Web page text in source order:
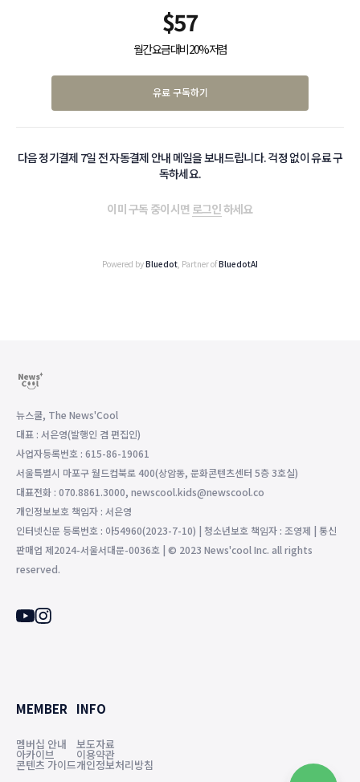
$57
월간 요금 대비 20% 저렴
유료 구독하기
다음 정기결제 7일 전 자동결제 안내 메일을 보내드립니다. 걱정 없이 유료 구
독하세요.
이미 구독 중이시면 로그인하세요
Powered byBluedot , Partner ofBluedotAI
뉴스쿨, The News'Cool
대표 : 서은영(발행인 겸 편집인)
사업자등록번호 : 615-86-19061
서울특별시 마포구 월드컵북로 400(상암동, 문화콘텐츠센터 5층 3호실)
대표전화 : 070.8861.3000, newscool.kids@newscool.co
개인정보보호 책임자 : 서은영
인터넷신문 등록번호 : 아54960(2023-7-10) | 청소년보호 책임자 : 조영제 | 통신
판매업 제2024-서울서대문-0036호 | © 2023 News'cool Inc. all rights
reserved.
MEMBER
멤버십 안내
아카이브
콘텐츠 가이드
INFO
보도자료
이용약관
개인정보처리방침